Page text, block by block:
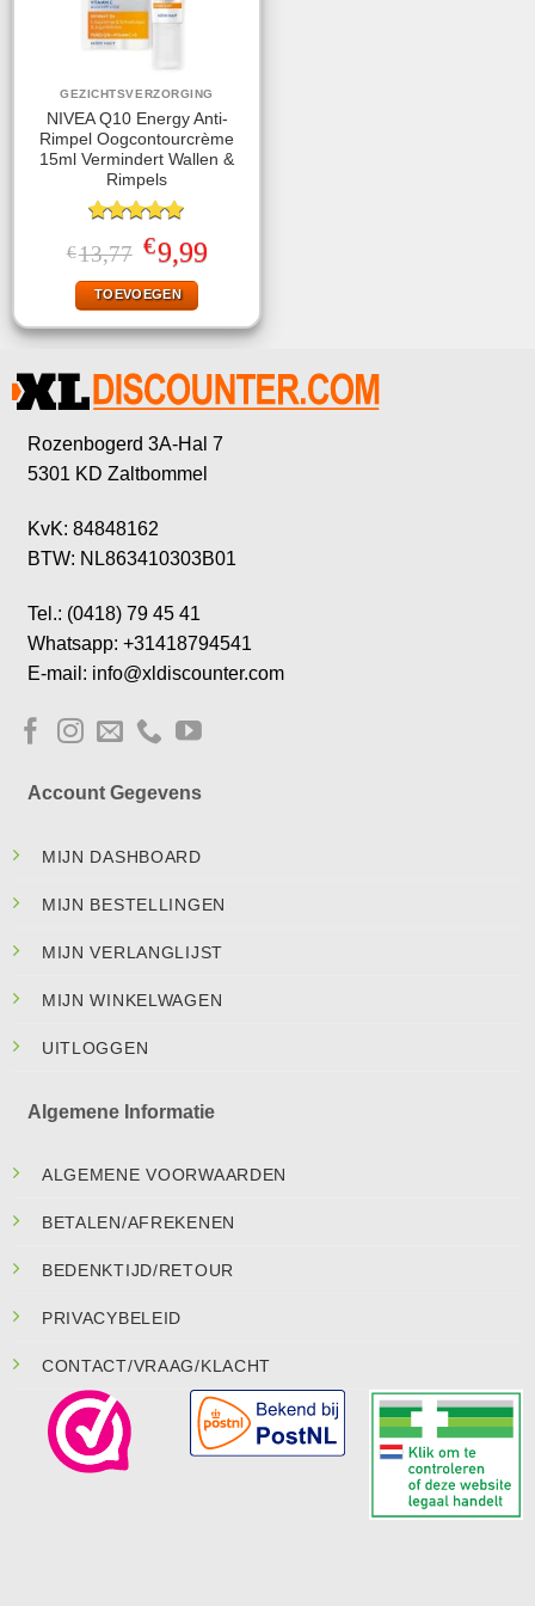
GEZICHTSVERZORGING
NIVEA Q10 Energy Anti-
Rimpel Oogcontourcrème
15ml Vermindert Wallen &
Rimpels
Gewaardeerd
5.00uit 5
€13,77 Oorspronkelijke
prijs
was:
€13,77.
€9,99Huidige
prijs
TOEVOEGEN
Rozenbogerd 3A-Hal 7
5301 KD Zaltbommel
KvK: 84848162
BTW: NL863410303B01
Tel.: (0418) 79 45 41
Whatsapp: +31418794541
E-mail: info@xldiscounter.com
Account Gegevens
MIJN DASHBOARD
MIJN BESTELLINGEN
MIJN VERLANGLIJST
MIJN WINKELWAGEN
UITLOGGEN
Algemene Informatie
ALGEMENE VOORWAARDEN
BETALEN/AFREKENEN
BEDENKTIJD/RETOUR
PRIVACYBELEID
CONTACT/VRAAG/KLACHT